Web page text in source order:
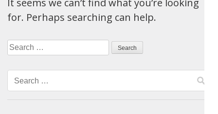
It seems we can’t find what you’re looking
for. Perhaps searching can help.
Search
Search
for: